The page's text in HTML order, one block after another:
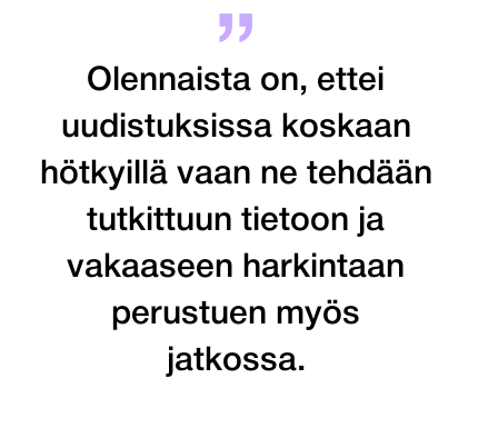
Olennaista on, ettei
uudistuksissa koskaan
hötkyillä vaan ne tehdään
tutkittuun tietoon ja
vakaaseen harkintaan
perustuen myös
jatkossa.